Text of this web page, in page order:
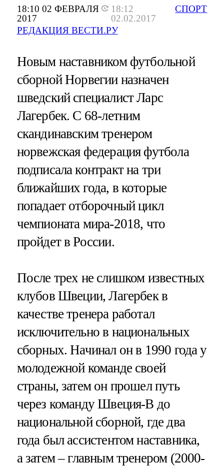
18:10 02 ФЕВРАЛЯ
2017
18:12
02.02.2017
РЕДАКЦИЯ ВЕСТИ.РУ
СПОРТ
Новым наставником футбольной
сборной Норвегии назначен
шведский специалист Ларс
Лагербек. С 68-летним
скандинавским тренером
норвежская федерация футбола
подписала контракт на три
ближайших года, в которые
попадает отборочный цикл
чемпионата мира-2018, что
пройдет в России.
После трех не слишком известных
клубов Швеции, Лагербек в
качестве тренера работал
исключительно в национальных
сборных. Начинал он в 1990 года у
молодежной команде своей
страны, затем он прошел путь
через команду Швеция-В до
национальной сборной, где два
года был ассистентом наставника,
а затем – главным тренером (2000-